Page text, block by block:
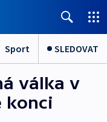
Sport SLEDOVAT
válka v
konci